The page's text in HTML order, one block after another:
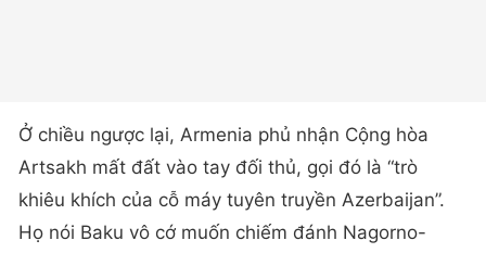
Ở chiều ngược lại, Armenia phủ nhận Cộng hòa
Artsakh mất đất vào tay đối thủ, gọi đó là “trò
khiêu khích của cỗ máy tuyên truyền Azerbaijan”.
Họ nói Baku vô cớ muốn chiếm đánh Nagorno-